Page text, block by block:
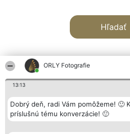
ORLY Fotografie
13:13
Dobrý deň, radi Vám pomôžeme! 🙂
príslušnú tému konverzácie! 🙂
Hľadať
Organizátor hodnotenia
Bright Side Solutions sp. z o.
o. sp. k.
Wrocław 50-079
Hodnotenie
Laureáti
Lista
Laureatów